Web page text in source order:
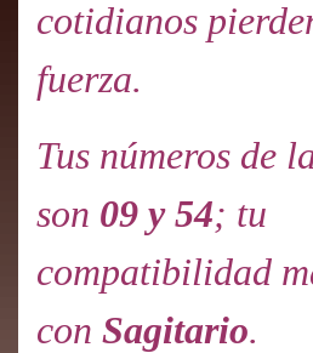
cotidianos
fuerza.
Tus números de
son 09 y 54; tu
compatibilidad
con Sagitario.